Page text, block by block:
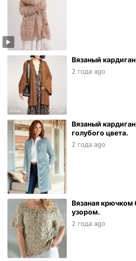
Вязаный
2 года ago
Вязаный
голубого цвета.
2 года ago
Вязаная крючком
узором.
2 года ago